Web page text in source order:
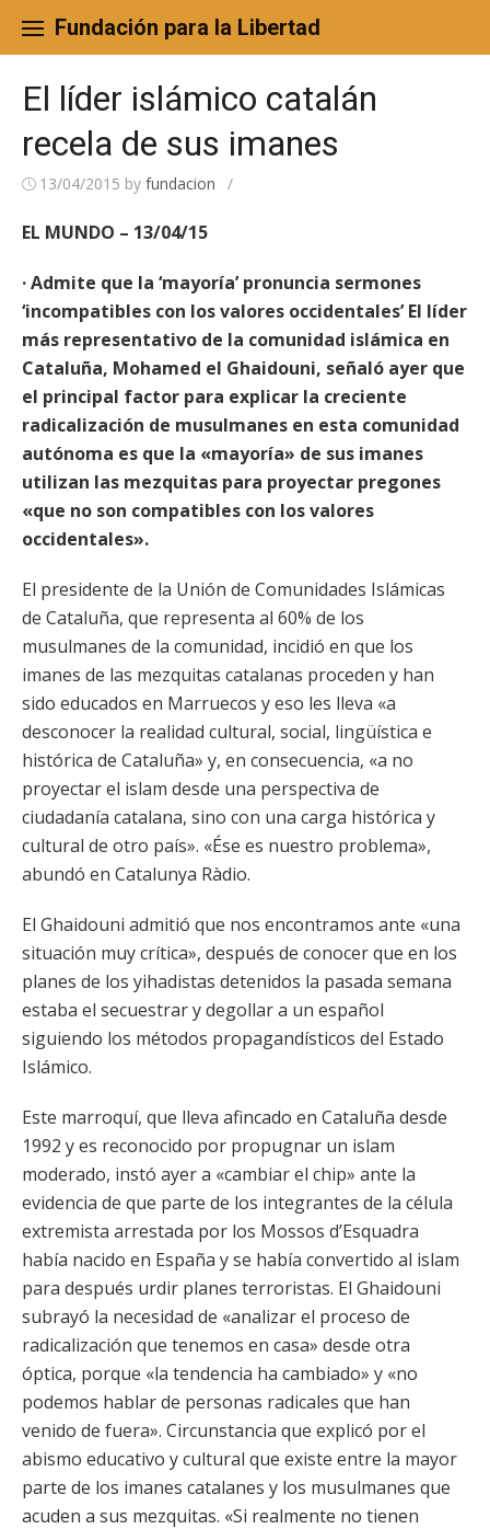
content
Fundación para la Libertad
El líder islámico catalán
recela de sus imanes
13/04/2015 by fundacion /
EL MUNDO – 13/04/15
· Admite que la ‘mayoría’ pronuncia sermones
‘incompatibles con los valores occidentales’ El líder
más representativo de la comunidad islámica en
Cataluña, Mohamed el Ghaidouni, señaló ayer que
el principal factor para explicar la creciente
radicalización de musulmanes en esta comunidad
autónoma es que la «mayoría» de sus imanes
utilizan las mezquitas para proyectar pregones
«que no son compatibles con los valores
occidentales».
El presidente de la Unión de Comunidades Islámicas
de Cataluña, que representa al 60% de los
musulmanes de la comunidad, incidió en que los
imanes de las mezquitas catalanas proceden y han
sido educados en Marruecos y eso les lleva «a
desconocer la realidad cultural, social, lingüística e
histórica de Cataluña» y, en consecuencia, «a no
proyectar el islam desde una perspectiva de
ciudadanía catalana, sino con una carga histórica y
cultural de otro país». «Ése es nuestro problema»,
abundó en Catalunya Ràdio.
El Ghaidouni admitió que nos encontramos ante «una
situación muy crítica», después de conocer que en los
planes de los yihadistas detenidos la pasada semana
estaba el secuestrar y degollar a un español
siguiendo los métodos propagandísticos del Estado
Islámico.
Este marroquí, que lleva afincado en Cataluña desde
1992 y es reconocido por propugnar un islam
moderado, instó ayer a «cambiar el chip» ante la
evidencia de que parte de los integrantes de la célula
extremista arrestada por los Mossos d’Esquadra
había nacido en España y se había convertido al islam
para después urdir planes terroristas. El Ghaidouni
subrayó la necesidad de «analizar el proceso de
radicalización que tenemos en casa» desde otra
óptica, porque «la tendencia ha cambiado» y «no
podemos hablar de personas radicales que han
venido de fuera». Circunstancia que explicó por el
abismo educativo y cultural que existe entre la mayor
parte de los imanes catalanes y los musulmanes que
acuden a sus mezquitas. «Si realmente no tienen